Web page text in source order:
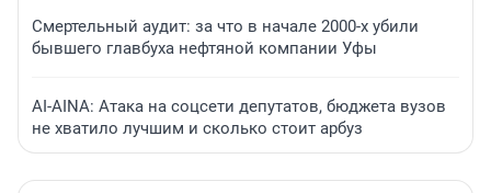
Смертельный аудит: за что в начале 2000-х убили
бывшего главбуха нефтяной компании Уфы
AI-AINA: Атака на соцсети депутатов, бюджета вузов
не хватило лучшим и сколько стоит арбуз